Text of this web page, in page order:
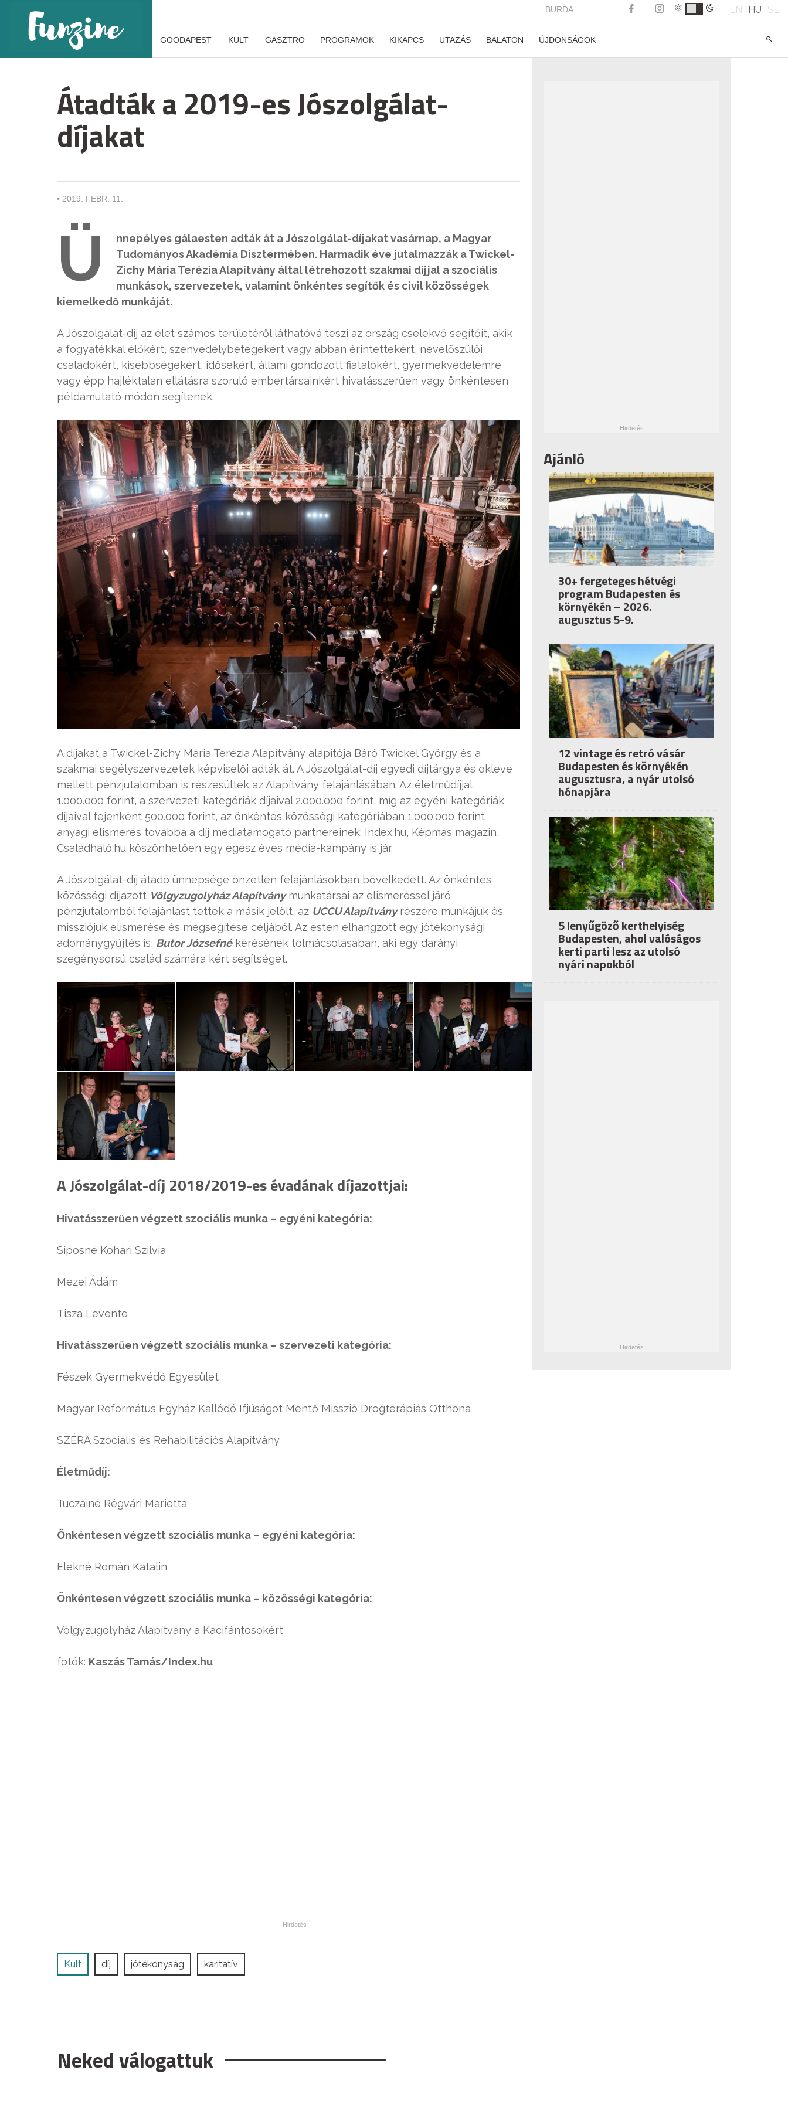
BURDA EN HU SL
GOODAPEST KULT GASZTRO PROGRAMOK KIKAPCS UTAZÁS BALATON ÚJDONSÁGOK
Átadták a 2019-es Jószolgálat-
díjakat
• 2019. FEBR. 11.
Ü
nnepélyes gálaesten adták át a Jószolgálat-díjakat vasárnap, a Magyar
Tudományos Akadémia Dísztermében. Harmadik éve jutalmazzák a Twickel-
Zichy Mária Terézia Alapítvány által létrehozott szakmai díjjal a szociális
munkások, szervezetek, valamint önkéntes segítők és civil közösségek
kiemelkedő munkáját.
A Jószolgálat-díj az élet számos területéről láthatóvá teszi az ország cselekvő segítőit, akik
a fogyatékkal élőkért, szenvedélybetegekért vagy abban érintettekért, nevelőszülői
családokért, kisebbségekért, idősekért, állami gondozott fiatalokért, gyermekvédelemre
vagy épp hajléktalan ellátásra szoruló embertársainkért hivatásszerűen vagy önkéntesen
példamutató módon segítenek.
A díjakat a Twickel-Zichy Mária Terézia Alapítvány alapítója Báró Twickel György és a
szakmai segélyszervezetek képviselői adták át. A Jószolgálat-díj egyedi díjtárgya és okleve
mellett pénzjutalomban is részesültek az Alapítvány felajánlásában. Az életműdíjjal
1.000.000 forint, a szervezeti kategóriák díjaival 2.000.000 forint, míg az egyéni kategóriák
díjaival fejenként 500.000 forint, az önkéntes közösségi kategóriában 1.000.000 forint
anyagi elismerés továbbá a díj médiatámogató partnereinek: Index.hu, Képmás magazin,
Családháló.hu köszönhetően egy egész éves média-kampány is jár.
A Jószolgálat-díj átadó ünnepsége önzetlen felajánlásokban bővelkedett. Az önkéntes
közösségi díjazott Völgyzugolyház Alapítványmunkatársai az elismeréssel járó
pénzjutalomból felajánlást tettek a másik jelölt, az UCCU Alapítványrészére munkájuk és
missziójuk elismerése és megsegítése céljából. Az esten elhangzott egy jótékonysági
adománygyűjtés is, Butor Józsefnékérésének tolmácsolásában, aki egy darányi
szegénysorsú család számára kért segítséget.
A Jószolgálat-díj 2018/2019-es évadának díjazottjai:
Hivatásszerűen végzett szociális munka – egyéni kategória:
Siposné Kohári Szilvia
Mezei Ádám
Tisza Levente
Hivatásszerűen végzett szociális munka – szervezeti kategória:
Fészek Gyermekvédő Egyesület
Magyar Református Egyház Kallódó Ifjúságot Mentő Misszió Drogterápiás Otthona
SZÉRA Szociális és Rehabilitációs Alapítvány
Életműdíj:
Tuczainé Régvári Marietta
Önkéntesen végzett szociális munka – egyéni kategória:
Elekné Román Katalin
Önkéntesen végzett szociális munka – közösségi kategória:
Völgyzugolyház Alapítvány a Kacifántosokért
fotók: Kaszás Tamás/Index.hu
Kult díj jótékonyság karitatív
Neked válogattuk
Ajánló
30+ fergeteges hétvégi
program Budapesten és
környékén – 2026.
augusztus 5-9.
12 vintage és retró vásár
Budapesten és környékén
augusztusra, a nyár utolsó
hónapjára
5 lenyűgöző kerthelyiség
Budapesten, ahol valóságos
kerti parti lesz az utolsó
nyári napokból